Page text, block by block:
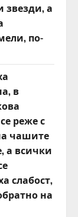
звезди, а
по-
в
реже с
чашите
а всички
слабост,
на